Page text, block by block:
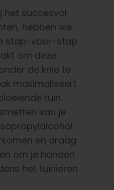
het succesvol
hebben we
stap-voor-stap
om deze
de knie te
maximaliseert
tuin.
van je
en draag
om je handen
het tuinieren.